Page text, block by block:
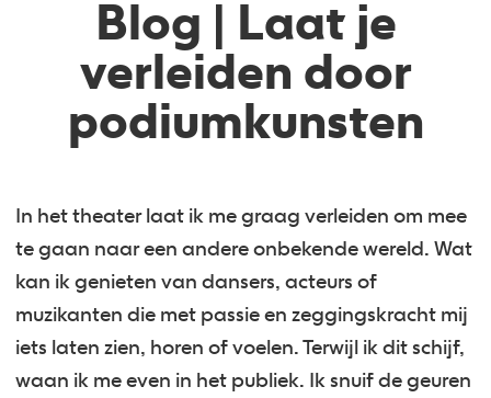
Blog | Laat je
verleiden door
podiumkunsten
In het theater laat ik me graag verleiden om mee
te gaan naar een andere onbekende wereld. Wat
kan ik genieten van dansers, acteurs of
muzikanten die met passie en zeggingskracht mij
iets laten zien, horen of voelen. Terwijl ik dit schijf,
waan ik me even in het publiek. Ik snuif de geuren